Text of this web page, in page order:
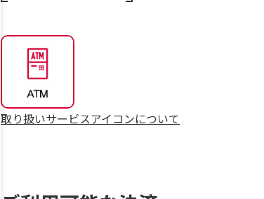
取り扱いサービスアイコンについて